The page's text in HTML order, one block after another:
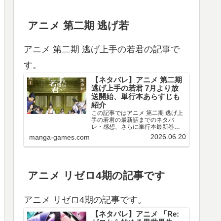
アニメ 第二期 逃げ若
アニメ 第二期 逃げ上手の若君の記事で
す。
【ネタバレ】アニメ 第二期
逃げ上手の若君 7月より放
送開始、単行本あらすじも
紹介
この記事ではアニメ 第二期 逃げ上
手の若君の最新話までのネタバ
レ・感想、さらに単行本最新巻ま
でのあらすじ・まとめ等をご紹介
します。TVアニメ 逃げ上手の若君
第十三～十五回のネタバレ、感想
manga-games.com 2026.06.20
アニメ リゼロ4期の記事です
アニメ リゼロ4期の記事です。
【ネタバレ】アニメ 「Re: